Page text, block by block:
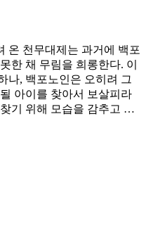
온 천무대제는 과거에 백포
한 채 무림을 희롱한다. 이
나, 백포노인은 오히려 그
아이를 찾아서 보살피라
기 위해 모습을 감추고 …